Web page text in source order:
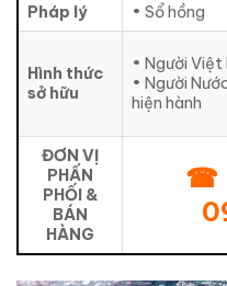
Pháp lý
• Sổ hồng
Hình thức
sở hữu
• Người Việt
• Người
hiện hành
ĐƠN VỊ
PHẤN
PHỐI &
BÁN
HÀNG
☎